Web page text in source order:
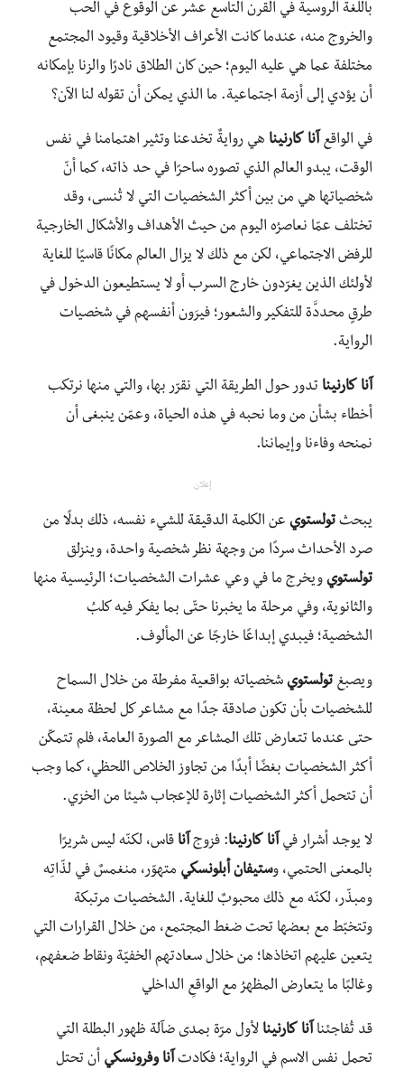
باللغة الروسية في القرن التاسع عشر عن الوقوع في الحب
والخروج منه، عندما كانت الأعراف الأخلاقية وقيود المجتمع
مختلفة عما هي عليه اليوم؛ حين كان الطلاق نادرًا والزنا بإمكانه
أن يؤدي إلى أزمة اجتماعية. ما الذي يمكن أن تقوله لنا الآن؟
في الواقع آنا كارنينا هي روايةٌ تخدعنا وتثير اهتمامنا في نفس
الوقت، يبدو العالم الذي تصوره ساحرًا في حد ذاته، كما أنّ
شخصياتها هي من بين أكثر الشخصيات التي لا تُنسى، وقد
تختلف عمّا نعاصرُه اليوم من حيث الأهداف والأشكال الخارجية
للرفض الاجتماعي، لكن مع ذلك لا يزال العالم مكانًا قاسيًا للغاية
لأولئك الذين يغرّدون خارج السرب أو لا يستطيعون الدخول في
طرقٍ محددَّة للتفكير والشعور؛ فيرَون أنفسهم في شخصيات
الرواية.
آنا كارنينا تدور حول الطريقة التي نقرّر بها، والتي منها نرتكب
أخطاء بشأن من وما نحبه في هذه الحياة، وعمّن ينبغى أن
نمنحه وفاءنا وإيماننا.
إعلان
يبحثتولستوي عن الكلمة الدقيقة للشيء نفسه، ذلك بدلًا من
صرد الأحداث سردًا من وجهة نظر شخصية واحدة، وينزلق
تولستوي ويخرج ما في وعي عشرات الشخصيات؛ الرئيسية منها
والثانوية، وفي مرحلة ما يخبرنا حتّى بما يفكر فيه كلبُ
الشخصية؛ فيبدي إبداعًا خارجًا عن المألوف.
ويصبغتولستوي شخصياته بواقعية مفرطة من خلال السماح
للشخصيات بأن تكون صادقة جدًا مع مشاعر كل لحظة معينة،
حتى عندما تتعارض تلك المشاعر مع الصورة العامة، فلم تتمكّن
أكثر الشخصيات بغضًا أبدًا من تجاوز الخلاص اللحظي، كما وجب
أن تتحمل أكثر الشخصيات إثارة للإعجاب شيئا من الخزي.
لا يوجد أشرار في آنا كارنينا: فزوج آنا قاس، لكنّه ليس شريرًا
بالمعنى الحتمي، وستيفان أبلونسكي متهوّر، منغمسٌ في لذّاتِه
ومبذّر، لكنّه مع ذلك محبوبٌ للغاية. الشخصيات مرتبكة
وتتخبّط مع بعضها تحت ضغط المجتمع، من خلال القرارات التي
يتعين عليهم اتخاذها؛ من خلال سعادتهم الخفيّة ونقاط ضعفهم،
وغالبًا ما يتعارض المظهرُ مع الواقعِ الداخلي
قد تُفاجئنا آنا كارنينا لأول مرّة بمدى ضآلة ظهور البطلة التي
تحمل نفس الاسم في الرواية؛ فكادت آنا وفرونسكي أن تحتل